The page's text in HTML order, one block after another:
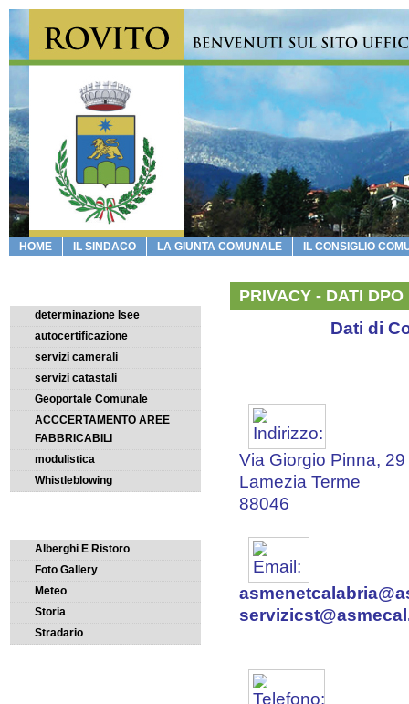
HOME IL SINDACO LA GIUNTA COMUNALE IL CONSIGLIO
PRIVACY - DATI DPO
Dati di
Via Giorgio Pinna, 29
Lamezia Terme
88046
determinazione Isee
autocertificazione
servizi camerali
servizi catastali
Geoportale Comunale
ACCCERTAMENTO AREE
FABBRICABILI
modulistica
Whistleblowing
Alberghi E Ristoro
Foto Gallery
Meteo
Storia
Stradario